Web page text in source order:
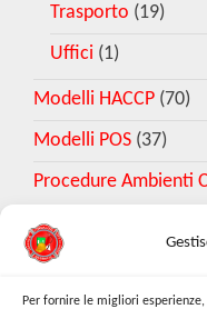
Per fornire le migliori
Trasporto (19)
Uffici (1)
Modelli HACCP (70)
Modelli POS (37)
Procedure Ambienti